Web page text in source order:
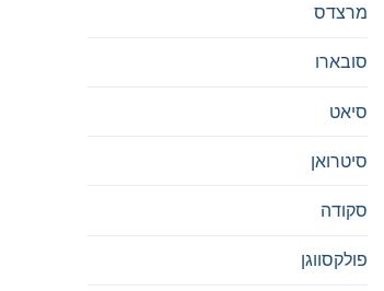
מרצדס
סובארו
סיאט
סיטרואן
סקודה
פולקסווגן